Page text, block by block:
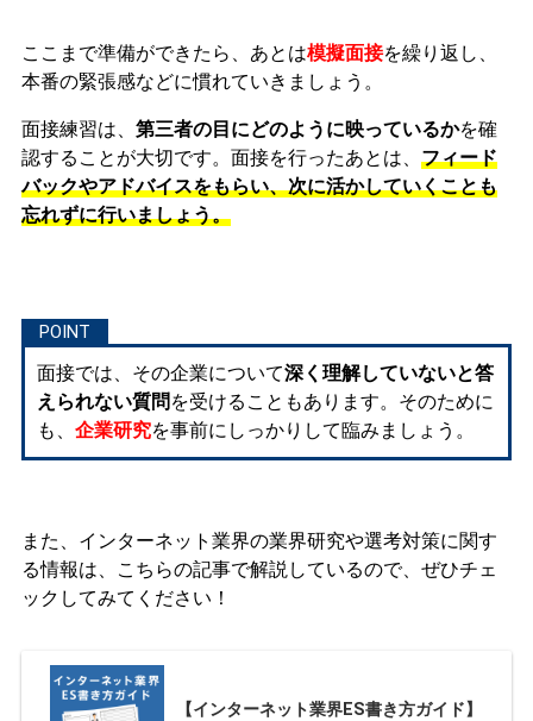
ここまで準備ができたら、あとは模擬面接を繰り返し、
本番の緊張感などに慣れていきましょう。
面接練習は、 第三者の目にどのように映っているかを確
認することが大切です。面接を行ったあとは、 フィード
バックやアドバイスをもらい、次に活かしていくことも
忘れずに行いましょう。
面接では、その企業について深く理解していないと答
えられない質問 を受けることもあります。そのために
も、 企業研究を事前にしっかりして臨みましょう。
また、インターネット業界の業界研究や選考対策に関す
る情報は、こちらの記事で解説しているので、ぜひチェ
ックしてみてください！
【インターネット業界ES書き方ガイド】